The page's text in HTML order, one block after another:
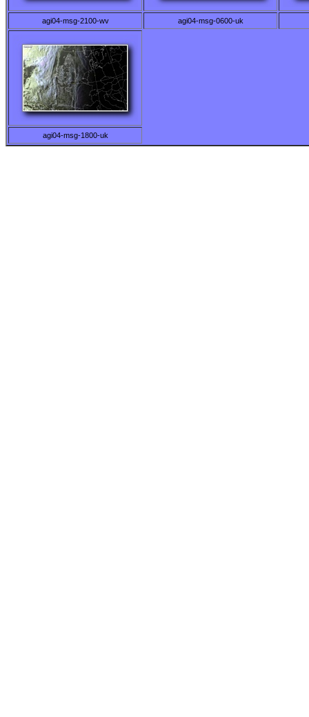
agi04-msg-2100-wv agi04-msg-0600-uk
agi04-msg-1800-uk